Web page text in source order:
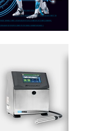
PANEL-OM
rešenja za
i logističke
preciznosti u
dozirnim